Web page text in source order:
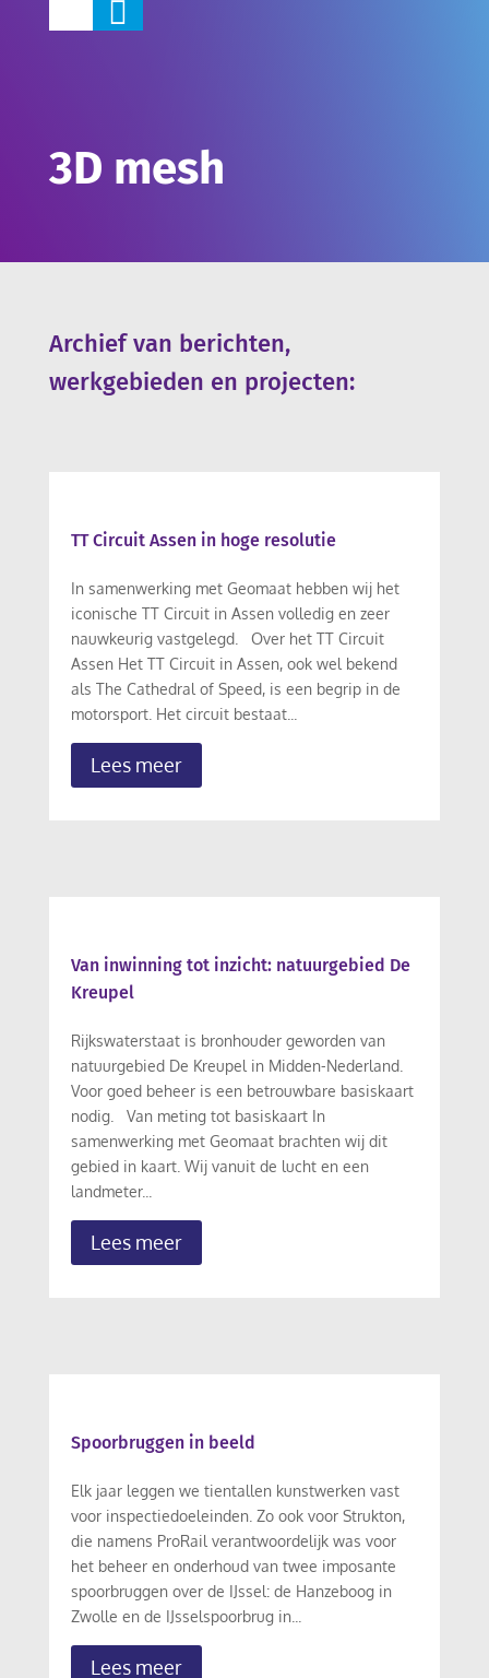

3D mesh
Archief van berichten,
werkgebieden en projecten:
TT Circuit Assen in hoge resolutie
In samenwerking met Geomaat hebben wij het
iconische TT Circuit in Assen volledig en zeer
nauwkeurig vastgelegd. Over het TT Circuit
Assen Het TT Circuit in Assen, ook wel bekend
als The Cathedral of Speed, is een begrip in de
motorsport. Het circuit bestaat...
Lees meer
Van inwinning tot inzicht: natuurgebied De
Kreupel
Rijkswaterstaat is bronhouder geworden van
natuurgebied De Kreupel in Midden-Nederland.
Voor goed beheer is een betrouwbare basiskaart
nodig. Van meting tot basiskaart In
samenwerking met Geomaat brachten wij dit
gebied in kaart. Wij vanuit de lucht en een
landmeter...
Lees meer
Spoorbruggen in beeld
Elk jaar leggen we tientallen kunstwerken vast
voor inspectiedoeleinden. Zo ook voor Strukton,
die namens ProRail verantwoordelijk was voor
het beheer en onderhoud van twee imposante
spoorbruggen over de IJssel: de Hanzeboog in
Zwolle en de IJsselspoorbrug in...
Lees meer